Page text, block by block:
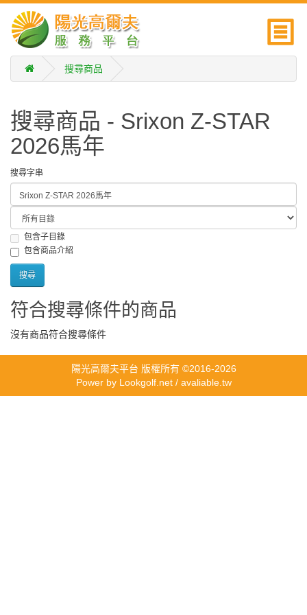
搜尋商品
搜尋商品 - Srixon Z-STAR
2026馬年
搜尋字串
包含子目錄
包含商品介紹
符合搜尋條件的商品
沒有商品符合搜尋條件
陽光高爾夫平台 版權所有 ©2016-2026
Power by Lookgolf.net/ avaliable.tw